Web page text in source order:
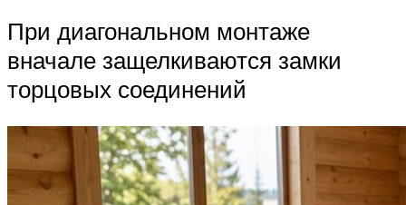
При диагональном монтаже
вначале защелкиваются замки
торцовых соединений